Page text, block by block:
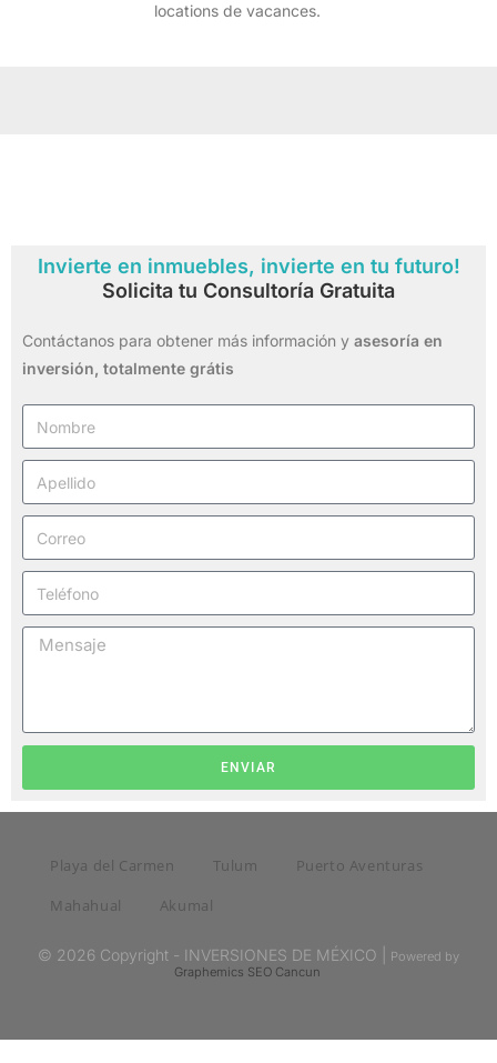
locations de vacances.
Invierte en inmuebles, invierte en tu futuro!
Solicita tu Consultoría Gratuita
Contáctanos para obtener más información y asesoría en
inversión, totalmente grátis
ENVIAR
Playa del Carmen Tulum
Puerto Aventuras
Mahahual
Akumal
© 2026 Copyright - INVERSIONES DE MÉXICO |
Powered by
Graphemics SEO Cancun